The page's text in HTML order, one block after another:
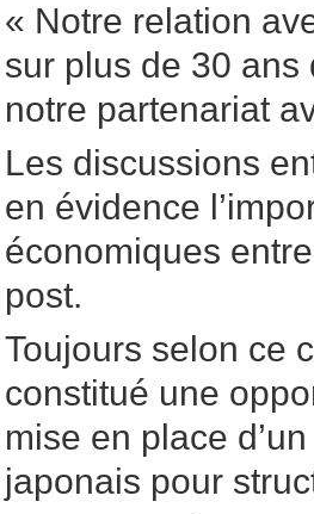
« Notre relation
sur plus de 30
notre partenariat
Les discussions
en évidence
économiques
post.
Toujours selon ce
constitué une
mise en place
japonais pour